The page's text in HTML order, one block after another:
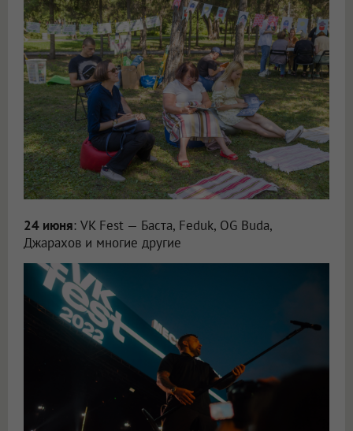
24 июня: VK Fest — Баста, Feduk, OG Buda,
Джарахов и многие другие